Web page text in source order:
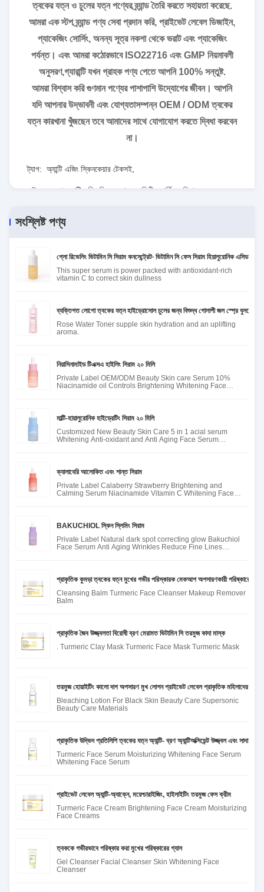
ত্বকের যত্ন ও চুলের যত্ন পণ্যের ব্র্যান্ড তৈরি করতে সহায়তা করেছে.
আমরা এক স্টপ ব্র্যান্ড পণ্য সেবা প্রদান করি, প্রাইভেট লেবেল ডিজাইন,
প্যাকেজিং সোর্সিং, অনন্য সূত্র নকশা থেকে ভরাট এবং প্যাকেজিং
পর্যন্ত। এবং আমরা কঠোরভাবে ISO22716 এবং GMP নিয়মাবলী
অনুসরণ,গ্যারান্টি যখন গ্রাহক পণ্য পেতে আপনি 100% সন্তুষ্ট.
আমরা বিশ্বাস করি গুণমান পণ্যের পাশাপাশি উদ্যোগের জীবন। আপনি
যদি আপনার উদ্ভাবনী এবং যোগ্যতাসম্পন্ন OEM / ODM ত্বকের
যত্ন কারখানা খুঁজছেন তবে আমাদের সাথে যোগাযোগ করতে দ্বিধা করবেন
না।
ট্যাগ: অ্যান্টি এজিং স্কিনকেয়ার টেকসই,
উজ্জ্বল করা অ্যান্টি এজিং স্কিনকেয়ার, ক্ষতিহীন ফার্মিং ফেসিয়াল এসেন্স
সংশ্লিষ্ট পণ্য
গ্লো রিভেলিং ভিটামিন সি সিরাম কনসেন্ট্রেট∙ ভিটামিন সি ফেস সিরাম হিয়ালুরোনিক এসিড সহ
This super serum is power packed with antioxidant-rich
vitamin C to correct skin dullness
ব্যক্তিগত লোগো ত্বকের যত্ন হাইড্রোসোল চুলের জন্য বিশুদ্ধ গোলাপী জল স্প্রে বুলগেরিয়ান
Rose Water Toner supple skin hydration and an uplifting
aroma.
নিয়াসিনামাইড টিএক্সএ হাইলিং সিরাম ২০ মিলি
Private Label OEM/ODM Beauty Skin care Serum 10%
Niacinamide oil Controls Brightening Whitening Face
মাল্টি-হায়ালুরোনিক হাইড্রেটিং সিরাম ২০ মিলি
Customized New Beauty Skin Care 5 in 1 acial serum
Whitening Anti-oxidant and Anti Aging Face Serum
ক্যালাবেরি আলোকিত এবং শান্ত সিরাম
Private Label Calaberry Strawberry Brightening and
Calming Serum Niacinamide Vitamin C Whitening Face
BAKUCHIOL স্কিন স্লিমিং সিরাম
Private Label Natural dark spot correcting glow Bakuchiol
Face Serum Anti Aging Wrinkles Reduce Fine Lines
প্রাকৃতিক কুমড়া ত্বকের যত্ন মুখের গভীর পরিস্কারক মেকআপ অপসারণকারী পরিষ্কারের
Cleansing Balm Turmeric Face Cleanser Makeup Remover
Balm
প্রাকৃতিক জৈব উজ্জ্বলতা বিরোধী ব্রণ মেরামত ভিটামিন সি তরমুজ কাদা মাস্ক
. Turmeric Clay Mask Turmeric Face Mask Turmeric Mask
তরমুজ হোয়াইটিং কালো দাগ অপসারণ মুখ লোশন প্রাইভেট লেবেল প্রাকৃতিক মহিলাদের জন্য
Bleaching Lotion For Black Skin Beauty Care Supersonic
Beauty Care Materials
প্রাকৃতিক উদ্ভিদ প্রতিলিপি ত্বকের যত্ন অ্যান্টি- ব্রণ অ্যান্টিঅক্সিডেন্ট উজ্জ্বল এবং সাদা
Turmeric Face Serum Moisturizing Whitening Face Serum
Whitening Face Serum
প্রাইভেট লেবেল অ্যান্টি-অ্যাক্নে, ময়েশ্চারাইজিং, হাইলাইটিং তরমুজ ফেস ক্রীম
Turmeric Face Cream Brightening Face Cream Moisturizing
Face Creams
ত্বককে গভীরভাবে পরিষ্কার করা মুখের পরিষ্কারের গ্যাস
Gel Cleanser Facial Cleanser Skin Whitening Face
Cleanser